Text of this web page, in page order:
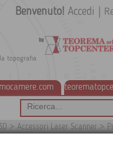
topografia
Benvenuto! Accedi
> Accessori Laser Scanner >